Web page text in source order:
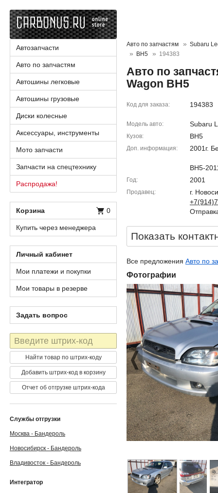
Авто по запчастям
Subaru
BH5
194383
Авто по
Wagon BH5
Код для заказа 194383
Модель авто Subaru
Кузов BH5
Доп. информация 2001г.
BH5-
Год 2001
Продавец
г.
Показать
Все предложения Авто по
Фотографии
Автозапчасти
Авто по запчастям
Автошины легковые
Автошины грузовые
Диски колесные
Аксессуары, инструменты
Мото запчасти
Запчасти на спецтехнику
Распродажа!
Корзина 0
Купить через менеджера
Личный кабинет
Мои платежи и покупки
Мои товары в резерве
Задать вопрос
Штрих-
код
Найти товар по штрих-коду
Добавить штрих-код в корзину
Отчет об отгрузке штрих-кода
Службы отгрузки
Москва - Бандероль
Новосибирск - Бандероль
Владивосток - Бандероль
Интегратор